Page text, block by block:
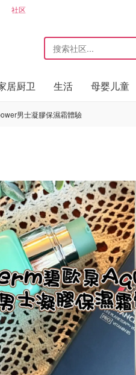
社区
居厨卫 生活 母婴儿童
男士凝膠保濕霜體驗